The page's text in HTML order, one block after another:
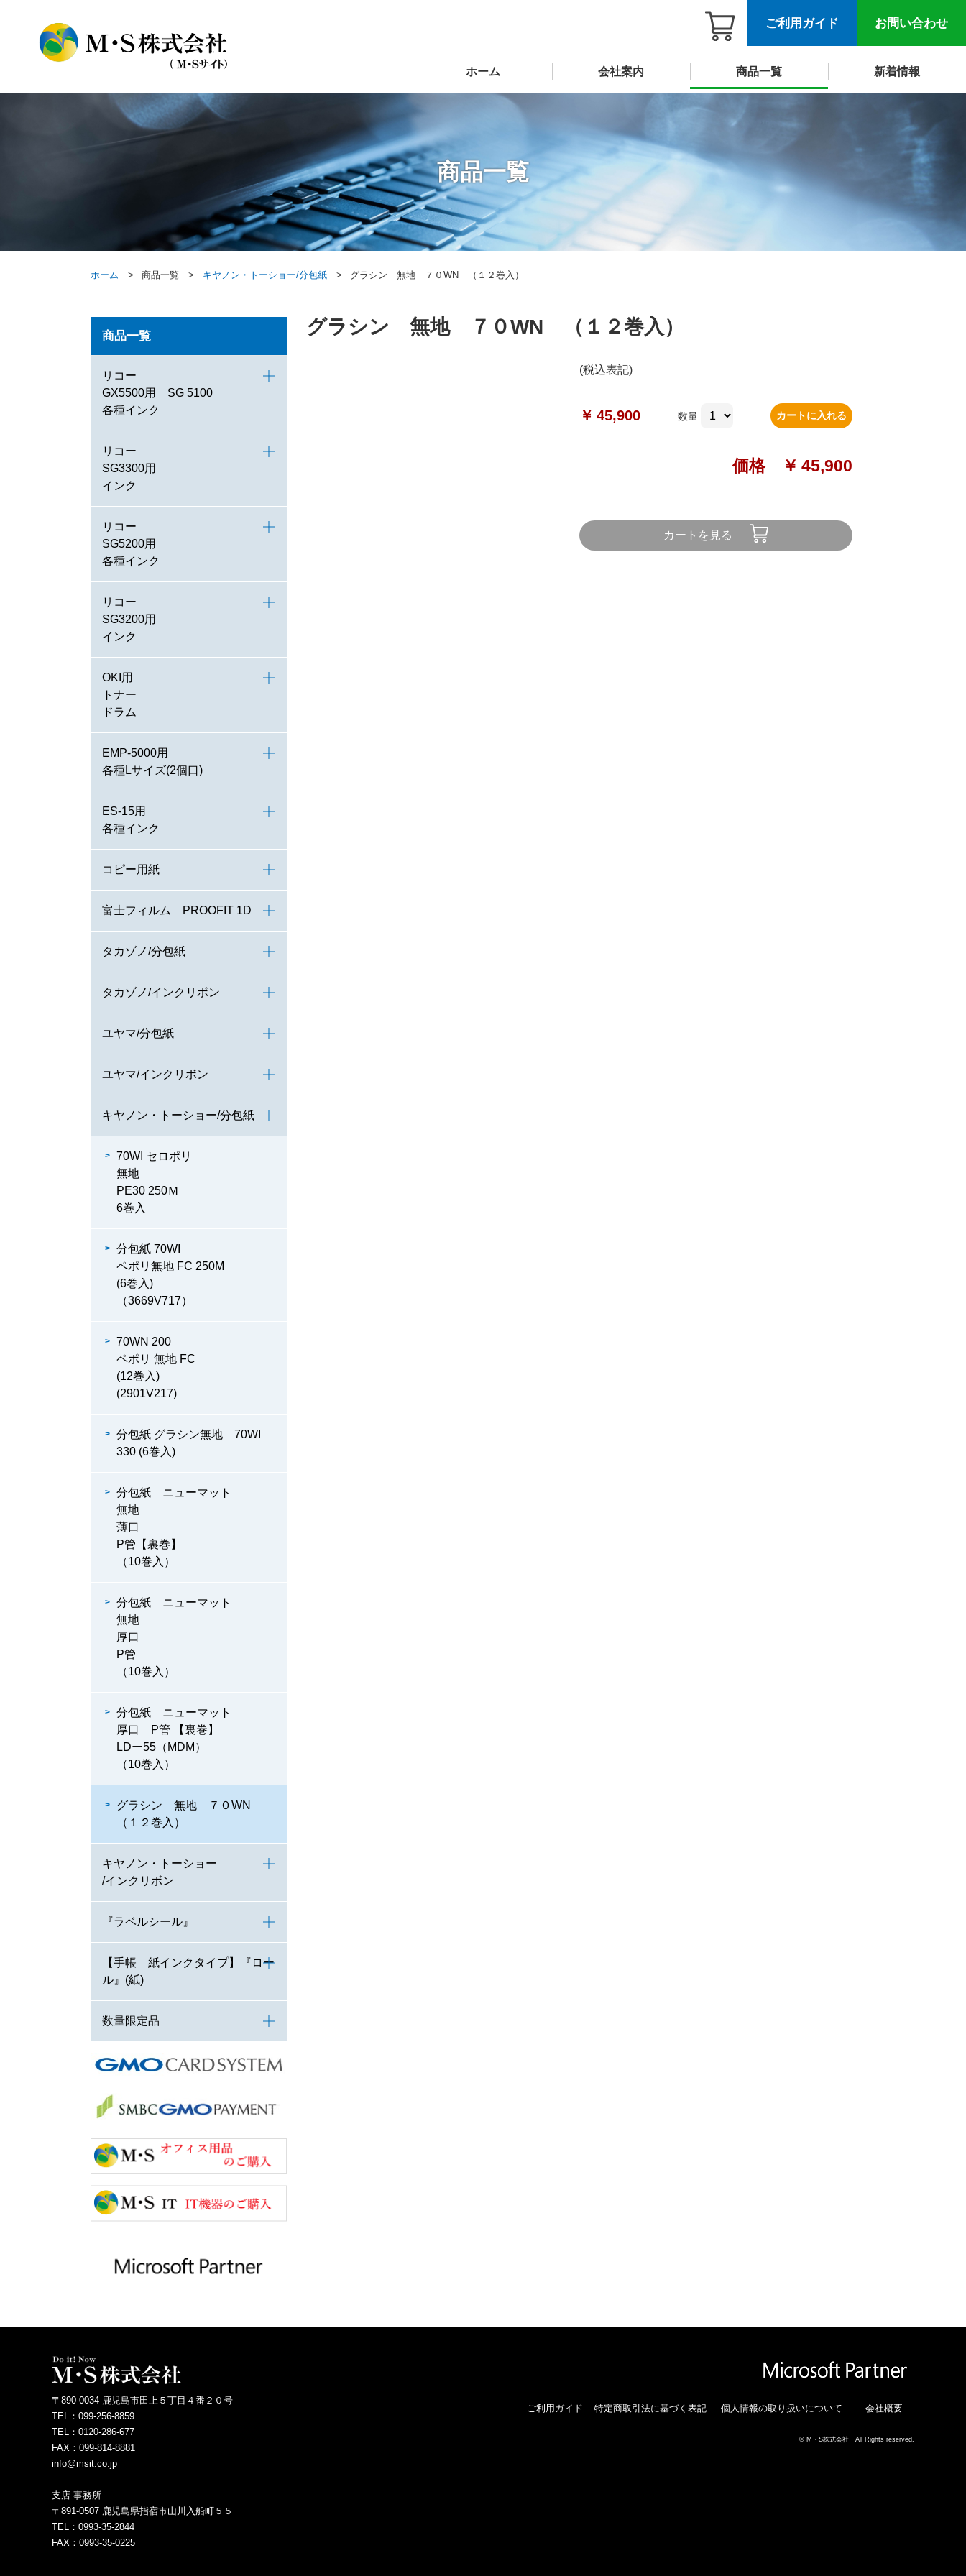
ホーム 会社案内 商品一覧 新着情報
お問い合わせ
ご利用ガイド
商品一覧
ホーム 商品一覧 キヤノン・トーショー/分包紙 グラシン 無地 ７０WN （１２巻入）
グラシン 無地 ７０WN （１２巻入）
(税込表記)
￥ 45,900 数量 カートに入れる
価格 ￥ 45,900
カートを見る
商品一覧
リコー
GX5500用 SG 5100
各種インク
リコー
SG3300用
インク
リコー
SG5200用
各種インク
リコー
SG3200用
インク
OKI用
トナー
ドラム
EMP-5000用
各種Lサイズ(2個口)
ES-15用
各種インク
コピー用紙
富士フィルム PROOFIT 1D
タカゾノ/分包紙
タカゾノ/インクリボン
ユヤマ/分包紙
ユヤマ/インクリボン
キヤノン・トーショー/分包紙
70WI セロポリ
無地
PE30 250Ｍ
6巻入
分包紙 70WI
ペポリ無地 FC 250M
(6巻入)
（3669V717）
70WN 200
ペポリ 無地 FC
(12巻入)
(2901V217)
分包紙 グラシン無地 70WI
330 (6巻入)
分包紙 ニューマット
無地
薄口
P管【裏巻】
（10巻入）
分包紙 ニューマット
無地
厚口
P管
（10巻入）
分包紙 ニューマット
厚口 P管 【裏巻】
LDー55（MDM）
（10巻入）
グラシン 無地 ７０WN
（１２巻入）
キヤノン・トーショー
/インクリボン
『ラベルシール』
【手帳 紙インクタイプ】『ロー
ル』(紙)
数量限定品
ご利用ガイド 特定商取引法に基づく表記 個人情報の取り扱いについて 会社概要
© M・S株式会社 All Rights reserved.
〒890-0034 鹿児島市田上５丁目４番２０号
TEL：099-256-8859
TEL：0120-286-677
FAX：099-814-8881
info@msit.co.jp
支店 事務所
〒891-0507 鹿児島県指宿市山川入船町５５
TEL：0993-35-2844
FAX：0993-35-0225